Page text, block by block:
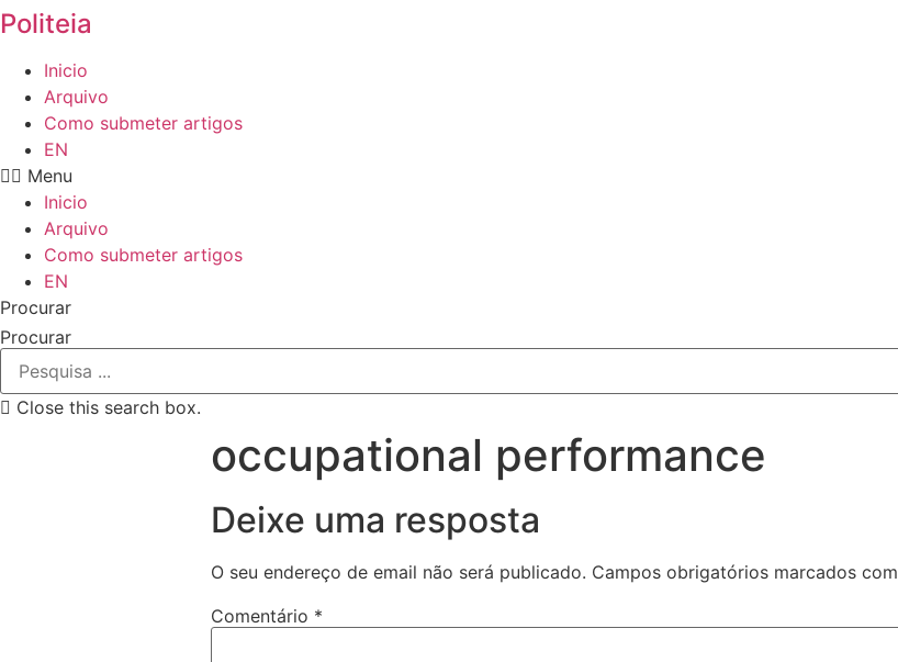
Politeia
Inicio
Arquivo
Como submeter artigos
EN
Menu
Inicio
Arquivo
Como submeter artigos
EN
Procurar
Procurar
Close this search box.
occupational performance
Deixe uma resposta
O seu endereço de email não será publicado. Campos obrigatórios marcados com
Comentário *